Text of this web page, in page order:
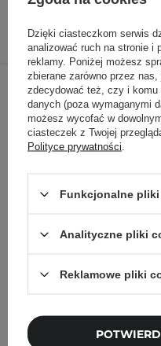
71,90 zł
ID towaru: 20341
Dzięki ciasteczkom serwis
analizować ruch na stronie i
reklamy. Poniżej możesz
zbierane zarówno przez
zdecydować też, czy i
danych (poza wymaganymi
możesz wycofać w
ciasteczek z Twojej
Polityce prywatności
Funkcjonalne
Analityczne pliki
Reklamowe pliki